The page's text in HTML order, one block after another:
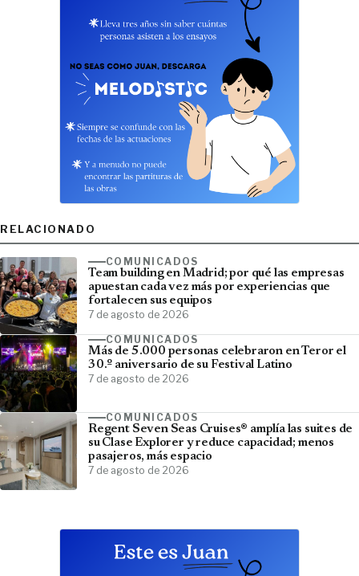
RELACIONADO
COMUNICADOS
Team building en Madrid; por qué las empresas
apuestan cada vez más por experiencias que
fortalecen sus equipos
7 de agosto de 2026
COMUNICADOS
Más de 5.000 personas celebraron en Teror el
30.º aniversario de su Festival Latino
7 de agosto de 2026
COMUNICADOS
Regent Seven Seas Cruises® amplía las suites de
su Clase Explorer y reduce capacidad; menos
pasajeros, más espacio
7 de agosto de 2026